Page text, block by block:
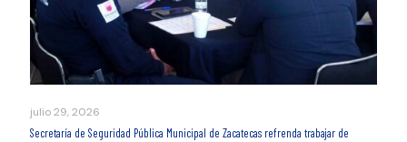
julio 29, 2026
Secretaría de Seguridad Pública Municipal de Zacatecas refrenda trabajar de